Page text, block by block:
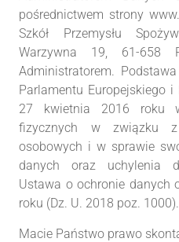
pośrednictwem strony
Szkół Przemysłu
Warzywna 19, 61-658
Administratorem.
Parlamentu Europejskiego
27 kwietnia 2016 roku
fizycznych w związku z
osobowych i w sprawie
danych oraz uchylenia
Ustawa o ochronie danych
roku (Dz. U. 2018 poz. 1000).
Macie Państwo prawo